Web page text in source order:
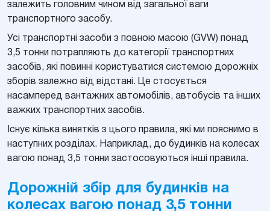
залежить головним чином від загальної ваги
транспортного засобу.
Усі транспортні засоби з повною масою (GVW) понад
3,5 тонни потрапляють до категорії транспортних
засобів, які повинні користуватися системою дорожніх
зборів залежно від відстані. Це стосується
насамперед вантажних автомобілів, автобусів та інших
важких транспортних засобів.
Існує кілька винятків з цього правила, які ми пояснимо в
наступних розділах. Наприклад, до будинків на колесах
вагою понад 3,5 тонни застосовуються інші правила.
Дорожній збір для будинків на
колесах вагою понад 3,5 тонни